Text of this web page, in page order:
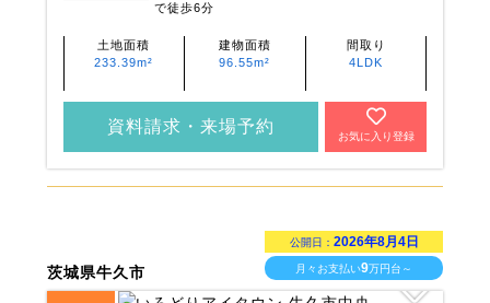
で徒歩6分
土地面積
233.39m²
建物面積
96.55m²
間取り
4LDK
資料請求・来場予約
お気に入り登録
茨城県牛久市
公開日： 2026年8月4日
月々お支払い9万円台～